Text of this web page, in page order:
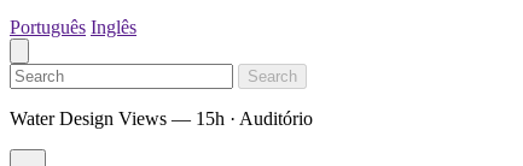
Português Inglês
Search
Water Design Views — 15h · Auditório